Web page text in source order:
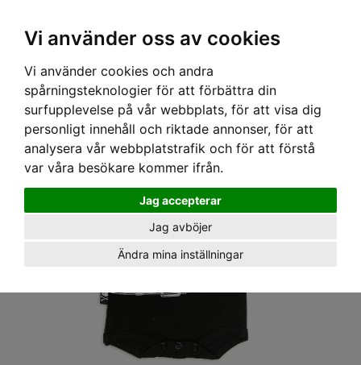
Vi använder oss av cookies
Vi använder cookies och andra
spårningsteknologier för att förbättra din
surfupplevelse på vår webbplats, för att visa dig
personligt innehåll och riktade annonser, för att
analysera vår webbplatstrafik och för att förstå
var våra besökare kommer ifrån.
Jag accepterar
Jag avböjer
Ändra mina inställningar
Hem› BABY›BODYS › SIX BUNNIES BODY - MC JACKET